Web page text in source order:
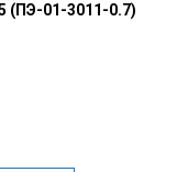
(ПЭ-01-3011-0.7)